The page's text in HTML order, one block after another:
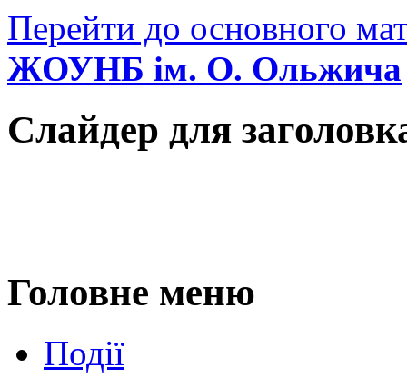
Перейти до основного
ЖОУНБ ім. О. Ольжича
Слайдер для
Головне меню
Події